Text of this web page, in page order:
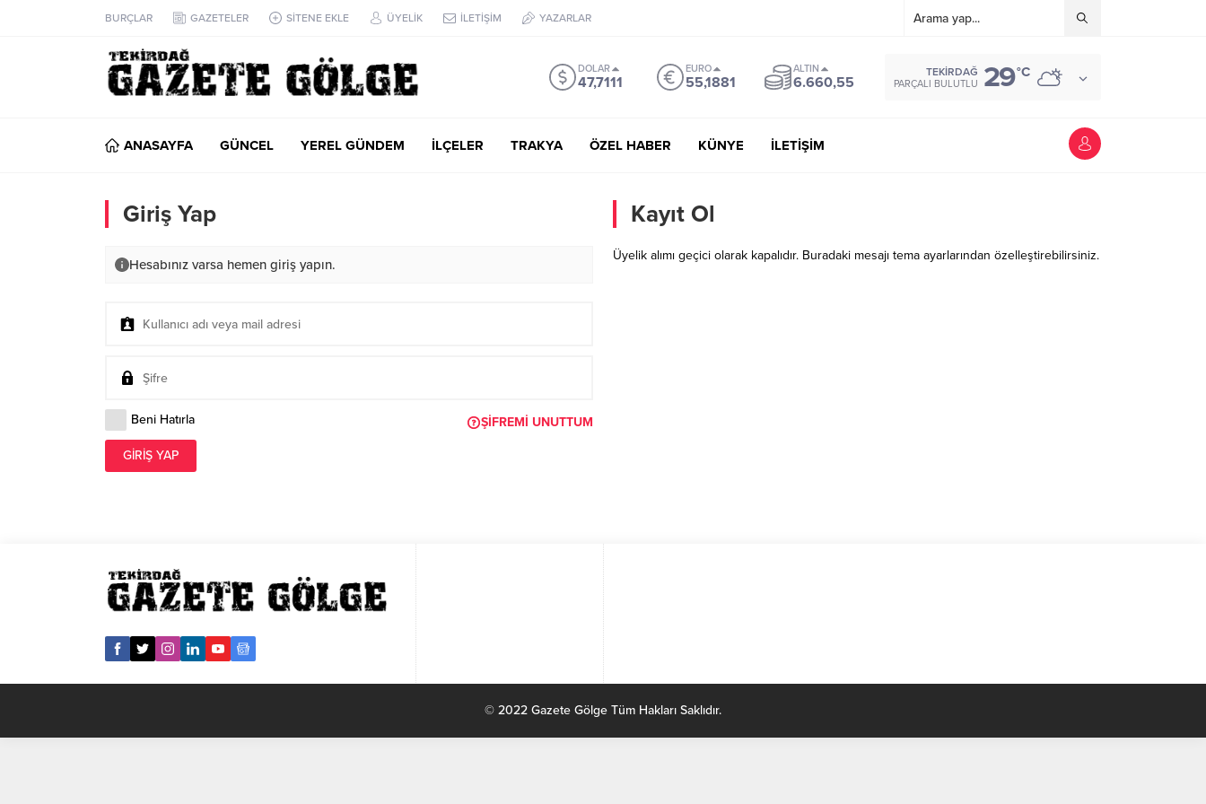
BURÇLAR GAZETELER SİTENE EKLE ÜYELİK İLETİŞİM YAZARLAR
DOLAR
47,7111
EURO
55,1881
ALTIN
6.660,55
TEKIRDAĞ
PARÇALI BULUTLU 29°C
ANASAYFA GÜNCEL YEREL GÜNDEM İLÇELER TRAKYA ÖZEL HABER KÜNYE İLETİŞİM
Giriş Yap
Hesabınız varsa hemen giriş yapın.
Beni Hatırla ŞIFREMI UNUTTUM
GIRIŞ YAP
Kayıt Ol
Üyelik alımı geçici olarak kapalıdır. Buradaki mesajı tema ayarlarından özelleştirebilirsiniz.
© 2022 Gazete Gölge Tüm Hakları Saklıdır.